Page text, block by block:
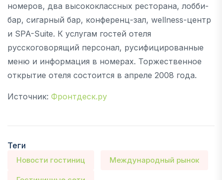
номеров, два высококлассных ресторана, лобби-
бар, сигарный бар, конференц-зал, wellness-центр
и SPA-Suite. К услугам гостей отеля
русскоговорящий персонал, русифицированные
меню и информация в номерах. Торжественное
открытие отеля состоится в апреле 2008 года.
Источник: Фронтдеск.ру
Теги
Новости гостиниц Международный рынок